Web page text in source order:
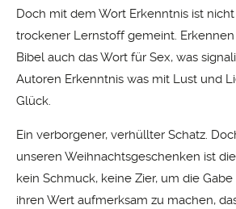
Doch mit dem Wort Erkenntnis ist
trockener Lernstoff gemeint. Erkennen
Bibel auch das Wort für Sex, was
Autoren Erkenntnis was mit Lust und
Glück.
Ein verborgener, verhüllter Schatz.
unseren Weihnachtsgeschenken ist
kein Schmuck, keine Zier, um die
ihren Wert aufmerksam zu machen,